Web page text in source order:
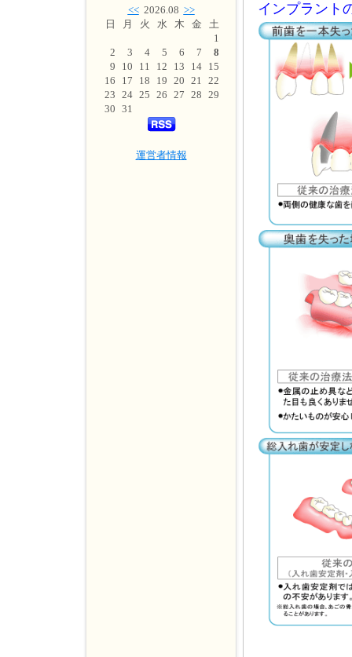
<<2026.08 >>
日
2
9
16
23
30
月
3
10
17
24
31
火
4
11
18
25
水
5
12
19
26
木
6
13
20
27
金
7
14
21
28
土
1
8
15
22
29
運営者情報
インプラント